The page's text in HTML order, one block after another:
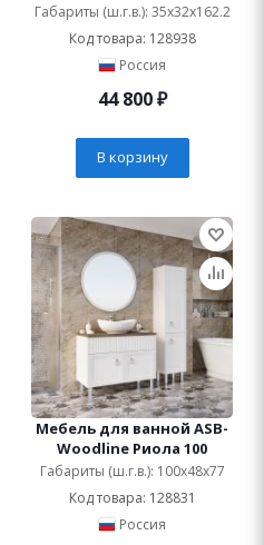
Габариты (ш.г.в.): 35x32x162.2
Код товара: 128938
Россия
44 800₽
В корзину
Мебель для ванной ASB-
Woodline Риола 100
Габариты (ш.г.в.): 100x48x77
Код товара: 128831
Россия